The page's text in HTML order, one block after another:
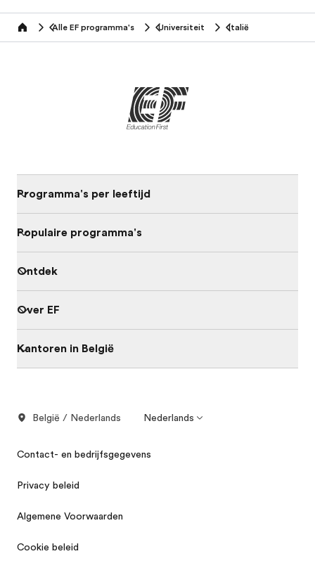
home Alle EF programma's Universiteit Italië
Programma's per leeftijd
Populaire programma's
Ontdek
Over EF
Kantoren in België
België / Nederlands Nederlands
Contact- en bedrijfsgegevens
Privacy beleid
Algemene Voorwaarden
Cookie beleid